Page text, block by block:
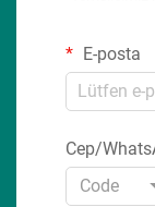
E-posta
Cep/
Code